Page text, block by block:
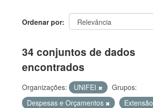
Ordenar por
34 conjuntos de dados
encontrados
Organizações: UNIFEI
Grupos:
Despesas e Orçamentos
Extensão